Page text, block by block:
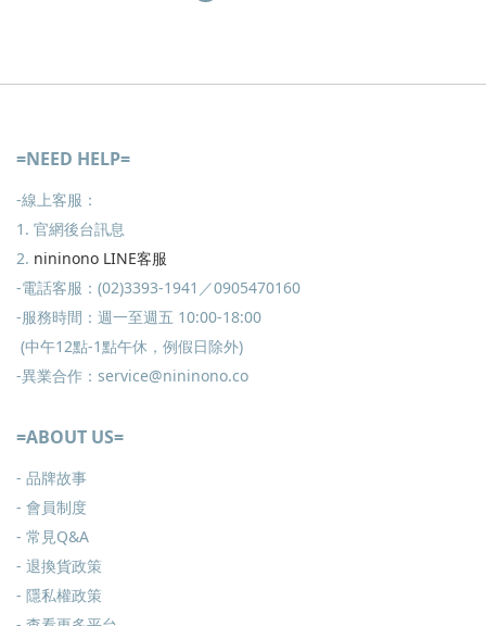
=NEED HELP=
-線上客服：
1. 官網後台訊息
2. nininono LINE客服
-電話客服：(02)3393-1941／0905470160
-服務時間：週一至週五 10:00-18:00
(中午12點-1點午休，例假日除外)
-異業合作：service@nininono.co
=ABOUT US=
- 品牌故事
- 會員制度
- 常見Q&A
- 退換貨政策
- 隱私權政策